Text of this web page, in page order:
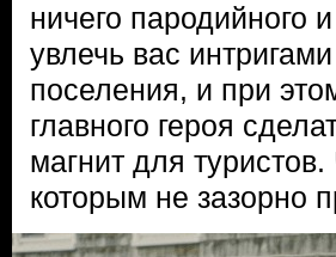
ничего пародийного
увлечь вас
поселения, и при
главного героя
магнит для
которым не зазорно